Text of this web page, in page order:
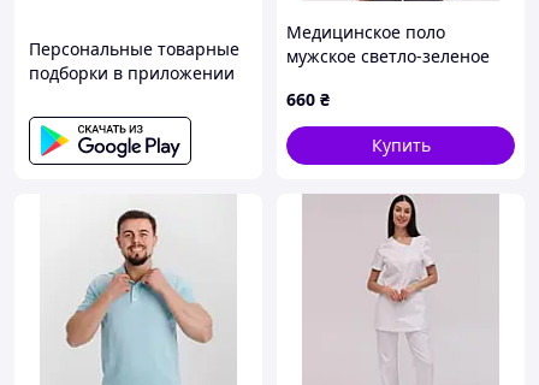
Персональные товарные
подборки в приложении
Медицинское поло
мужское светло-зеленое
660 ₴
Купить